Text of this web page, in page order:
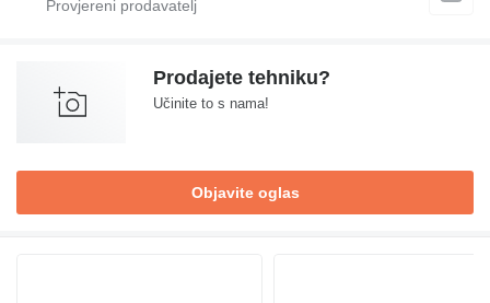
Prodajete tehniku?
Učinite to s nama!
Objavite oglas